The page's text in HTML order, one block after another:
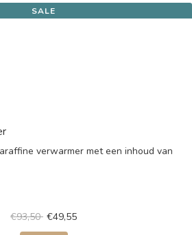
SALE
verwarmer met een inhoud van
€93,50 €49,55